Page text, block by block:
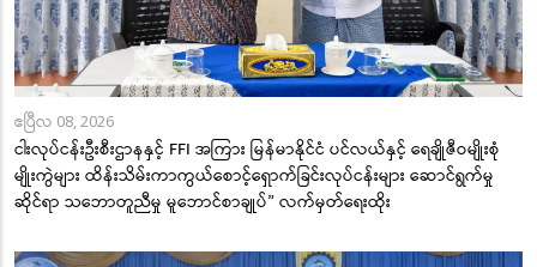
ဧပြီလ 08, 2026
ငါးလုပ်ငန်းဦးစီးဌာနနှင့် FFI အကြား မြန်မာနိုင်ငံ ပင်လယ်နှင့် ရေချိုဇီဝမျိုးစုံ
မျိုးကွဲများ ထိန်းသိမ်းကာကွယ်စောင့်ရှောက်ခြင်းလုပ်ငန်းများ ဆောင်ရွက်မှု
ဆိုင်ရာ သဘောတူညီမှု မူဘောင်စာချုပ်” လက်မှတ်ရေးထိုး